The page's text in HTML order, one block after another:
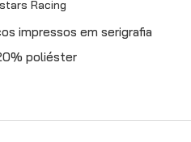
Racing
impressos em serigrafia
poliéster